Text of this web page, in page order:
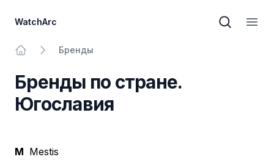
WatchArc
Поиск
Бренды
Бренды по стране.
Югославия
M Mestis